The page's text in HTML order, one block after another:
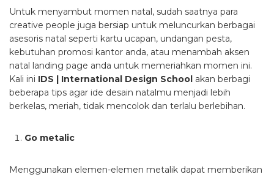
Untuk menyambut momen natal, sudah saatnya para
creative people juga bersiap untuk meluncurkan berbagai
asesoris natal seperti kartu ucapan, undangan pesta,
kebutuhan promosi kantor anda, atau menambah aksen
natal landing page anda untuk memeriahkan momen ini.
Kali ini IDS | International Design School akan berbagi
beberapa tips agar ide desain natalmu menjadi lebih
berkelas, meriah, tidak mencolok dan terlalu berlebihan.
Go metalic
Menggunakan elemen-elemen metalik dapat memberikan